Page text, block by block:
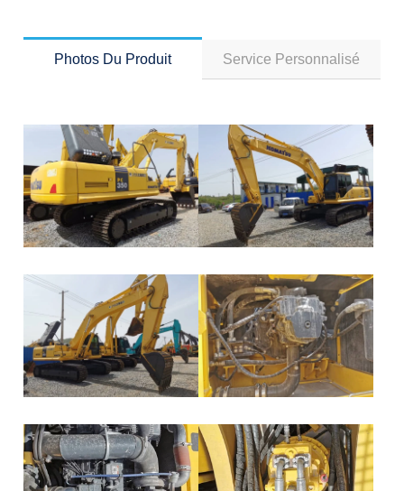
Photos Du Produit Service Personnalisé